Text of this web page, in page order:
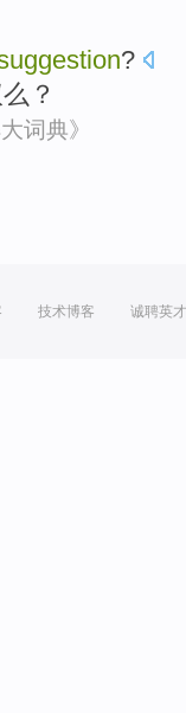
?
么？
词典》
技术博客 诚聘英才